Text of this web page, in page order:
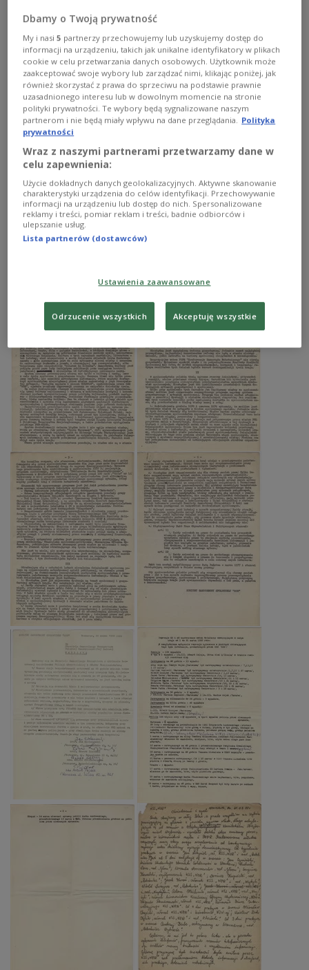
Dbamy o Twoją prywatność
My i nasi5 partnerzy przechowujemy lub uzyskujemy dostęp do
informacji na urządzeniu, takich jak unikalne identyfikatory w plikach
cookie w celu przetwarzania danych osobowych. Użytkownik może
zaakceptować swoje wybory lub zarządzać nimi, klikając poniżej, jak
również skorzystać z prawa do sprzeciwu na podstawie prawnie
uzasadnionego interesu lub w dowolnym momencie na stronie
polityki prywatności. Te wybory będą sygnalizowane naszym
partnerom i nie będą miały wpływu na dane przeglądania.
Polityka
prywatności
Wraz z naszymi partnerami przetwarzamy dane w
celu zapewnienia:
Użycie dokładnych danych geolokalizacyjnych. Aktywne skanowanie
charakterystyki urządzenia do celów identyfikacji. Przechowywanie
informacji na urządzeniu lub dostęp do nich. Spersonalizowane
reklamy i treści, pomiar reklam i treści, badnie odbiorców i
ulepszanie usług.
Lista partnerów (dostawców)
Ustawienia zaawansowane
Odrzucenie wszystkich Akceptuję wszystkie